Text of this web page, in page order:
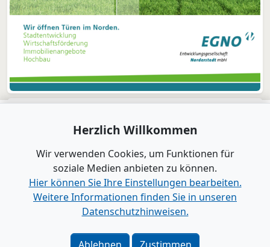
Impressum |Datenschutz|Barrierefreiheit
Herzlich Willkommen
Wir verwenden Cookies, um Funktionen für
soziale Medien anbieten zu können.
Hier können Sie Ihre Einstellungen bearbeiten.
Weitere Informationen finden Sie in unseren
Datenschutzhinweisen.